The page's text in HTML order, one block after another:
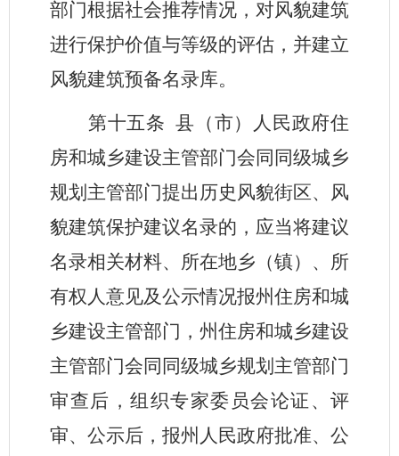
部门根据社会推荐情况，对风貌建筑
进行保护价值与等级的评估，并建立
风貌建筑预备名录库。
第十五条 县（市）人民政府住
房和城乡建设主管部门会同同级城乡
规划主管部门提出历史风貌街区、风
貌建筑保护建议名录的，应当将建议
名录相关材料、所在地乡（镇）、所
有权人意见及公示情况报州住房和城
乡建设主管部门，州住房和城乡建设
主管部门会同同级城乡规划主管部门
审查后，组织专家委员会论证、评
审、公示后，报州人民政府批准、公